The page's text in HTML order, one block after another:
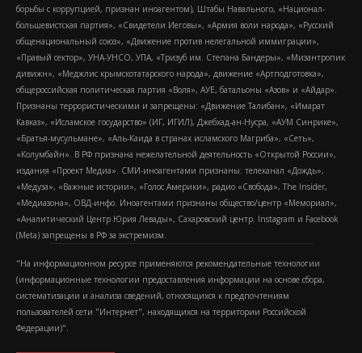
борьбы с коррупцией, признан иноагентом), Штабы Навального, «Национал-
большевистская партия», «Свидетели Иеговы», «Армия воли народа», «Русский
общенациональный союз», «Движение против нелегальной иммиграции»,
«Правый сектор», УНА-УНСО, УПА, «Тризуб им. Степана Бандеры», «Мизантропик
дивижн», «Меджлис крымскотатарского народа», движение «Артподготовка»,
общероссийская политическая партия «Воля», АУЕ, батальоны «Азов» и «Айдар».
Признаны террористическими и запрещены: «Движение Талибан», «Имарат
Кавказ», «Исламское государство» (ИГ, ИГИЛ), Джебхад-ан-Нусра, «АУМ Синрике»,
«Братья-мусульмане», «Аль-Каида в странах исламского Магриба», «Сеть»,
«Колумбайн». В РФ признана нежелательной деятельность «Открытой России»,
издания «Проект Медиа». СМИ-иноагентами признаны: телеканал «Дождь»,
«Медуза», «Важные истории», «Голос Америки», радио «Свобода», The Insider,
«Медиазона», ОВД-инфо. Иноагентами признаны общество/центр «Мемориал»,
«Аналитический Центр Юрия Левады», Сахаровский центр. Instagram и Facebook
(Metа) запрещены в РФ за экстремизм.
"На информационном ресурсе применяются рекомендательные технологии
(информационные технологии предоставления информации на основе сбора,
систематизации и анализа сведений, относящихся к предпочтениям
пользователей сети "Интернет", находящихся на территории Российской
Федерации)".